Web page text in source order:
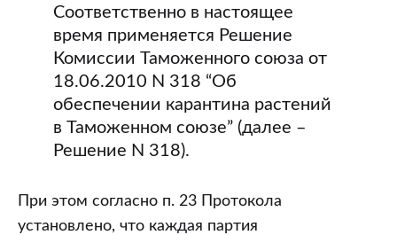
Соответственно в настоящее
время применяется Решение
Комиссии Таможенного союза от
18.06.2010 N 318 “Об
обеспечении карантина растений
в Таможенном союзе” (далее –
Решение N 318).
При этом согласно п. 23 Протокола
установлено, что каждая партия